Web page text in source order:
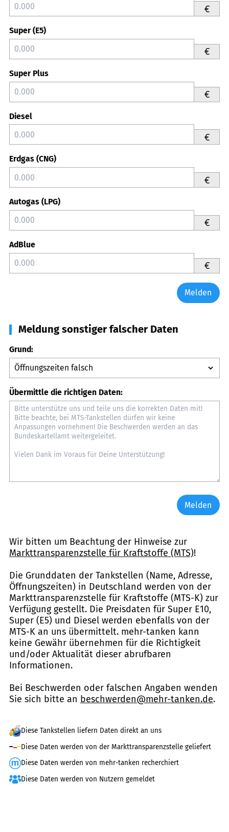
€
Super (E5)
€
Super Plus
€
Diesel
€
Erdgas (CNG)
€
Autogas (LPG)
€
AdBlue
€
Melden
Meldung sonstiger falscher Daten
Grund:
Übermittle die richtigen Daten:
Melden
Wir bitten um Beachtung der Hinweise zur
Markttransparenzstelle für Kraftstoffe (MTS)!
Die Grunddaten der Tankstellen (Name, Adresse,
Öffnungszeiten) in Deutschland werden von der
Markttransparenzstelle für Kraftstoffe (MTS-K) zur
Verfügung gestellt. Die Preisdaten für Super E10,
Super (E5) und Diesel werden ebenfalls von der
MTS-K an uns übermittelt. mehr-tanken kann
keine Gewähr übernehmen für die Richtigkeit
und/oder Aktualität dieser abrufbaren
Informationen.
Bei Beschwerden oder falschen Angaben wenden
Sie sich bitte an beschwerden@mehr-tanken.de.
Diese Tankstellen liefern Daten direkt an uns
Diese Daten werden von der Markttransparenzstelle geliefert
Diese Daten werden von mehr-tanken recherchiert
Diese Daten werden von Nutzern gemeldet